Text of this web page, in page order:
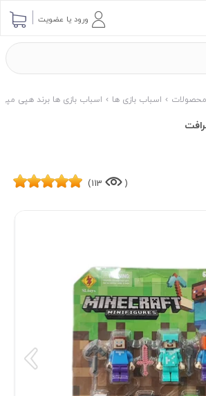
ورود یا عضویت
اسباب بازی ها اسباب بازی ها برند هپی مپی
(
113)